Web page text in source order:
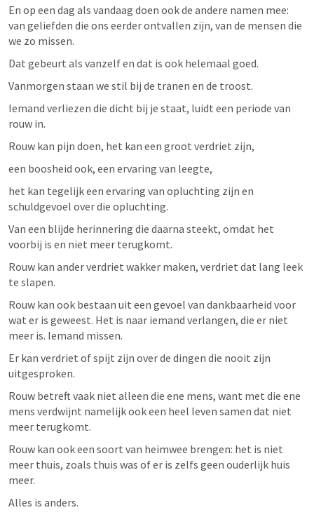
En op een dag als vandaag doen ook de andere namen mee:
van geliefden die ons eerder ontvallen zijn, van de mensen die
we zo missen.
Dat gebeurt als vanzelf en dat is ook helemaal goed.
Vanmorgen staan we stil bij de tranen en de troost.
Iemand verliezen die dicht bij je staat, luidt een periode van
rouw in.
Rouw kan pijn doen, het kan een groot verdriet zijn,
een boosheid ook, een ervaring van leegte,
het kan tegelijk een ervaring van opluchting zijn en
schuldgevoel over die opluchting.
Van een blijde herinnering die daarna steekt, omdat het
voorbij is en niet meer terugkomt.
Rouw kan ander verdriet wakker maken, verdriet dat lang leek
te slapen.
Rouw kan ook bestaan uit een gevoel van dankbaarheid voor
wat er is geweest. Het is naar iemand verlangen, die er niet
meer is. Iemand missen.
Er kan verdriet of spijt zijn over de dingen die nooit zijn
uitgesproken.
Rouw betreft vaak niet alleen die ene mens, want met die ene
mens verdwijnt namelijk ook een heel leven samen dat niet
meer terugkomt.
Rouw kan ook een soort van heimwee brengen: het is niet
meer thuis, zoals thuis was of er is zelfs geen ouderlijk huis
meer.
Alles is anders.